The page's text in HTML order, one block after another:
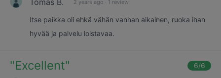
2 years ago · 1 review
Itse paikka oli ehkä vähän vanhan aikainen, ruoka ihan
hyvää ja palvelu loistavaa.
"Excellent" 6/6